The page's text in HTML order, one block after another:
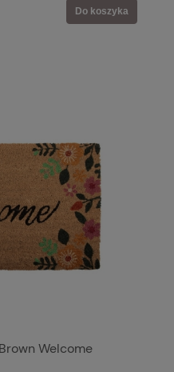
Do koszyka
Welcome